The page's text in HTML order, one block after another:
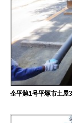
企平第1号平塚市土屋